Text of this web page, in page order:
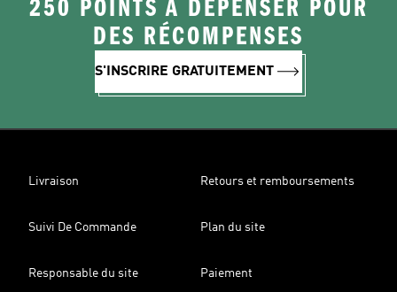
250 POINTS À DÉPENSER POUR
DES RÉCOMPENSES
S'INSCRIRE GRATUITEMENT
Livraison Retours et remboursements
Suivi De Commande Plan du site
Responsable du site Paiement